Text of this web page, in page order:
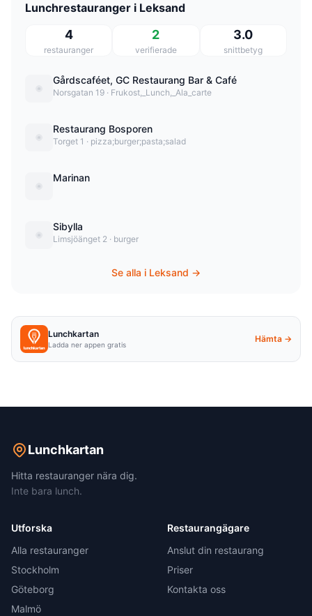
Lunchrestauranger i Leksand
4
restauranger
2
verifierade
3.0
snittbetyg
Gårdscaféet, GC Restaurang Bar & Café
Norsgatan 19 · Frukost,_Lunch,_Ala_carte
Restaurang Bosporen
Torget 1 · pizza;burger;pasta;salad
Marinan
Sibylla
Limsjöänget 2 · burger
Se alla i Leksand →
Lunchkartan
Ladda ner appen gratis
Hämta →
Lunchkartan
Hitta restauranger nära dig.
Inte bara lunch.
Utforska
Alla restauranger
Stockholm
Göteborg
Malmö
Restaurangägare
Anslut din restaurang
Priser
Kontakta oss